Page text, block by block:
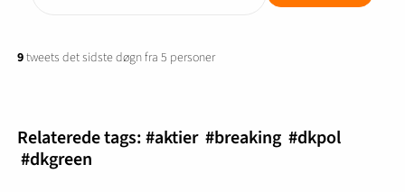
9tweets det sidste døgn fra 5 personer
Relaterede tags:#aktier #breaking #dkpol
#dkgreen